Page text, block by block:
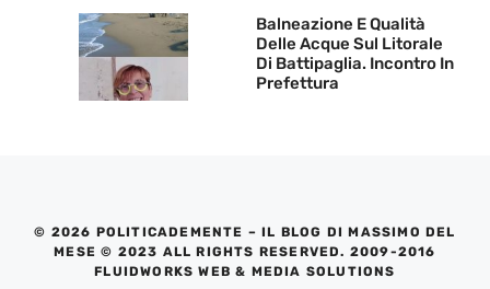
Balneazione E Qualità
Delle Acque Sul Litorale
Di Battipaglia. Incontro In
Prefettura
© 2026 POLITICADEMENTE – IL BLOG DI MASSIMO DEL
MESE © 2023 ALL RIGHTS RESERVED. 2009-2016
FLUIDWORKS WEB & MEDIA SOLUTIONS